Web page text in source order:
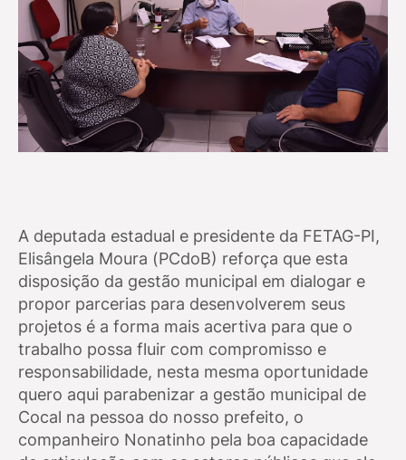
A deputada estadual e presidente da FETAG-PI,
Elisângela Moura (PCdoB) reforça que esta
disposição da gestão municipal em dialogar e
propor parcerias para desenvolverem seus
projetos é a forma mais acertiva para que o
trabalho possa fluir com compromisso e
responsabilidade, nesta mesma oportunidade
quero aqui parabenizar a gestão municipal de
Cocal na pessoa do nosso prefeito, o
companheiro Nonatinho pela boa capacidade